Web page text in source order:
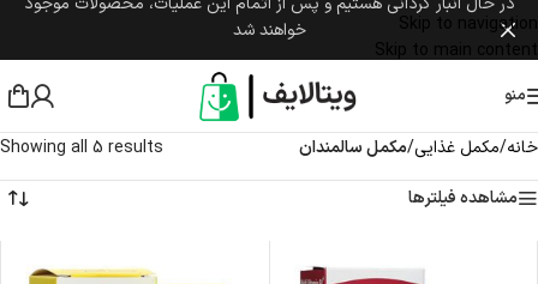
Skip to navigation
Skip to main content
خواهند شد
منو
خانه/مکمل غذایی/مکمل سالمندان
Showing all 5 results
مشاهده فیلترها